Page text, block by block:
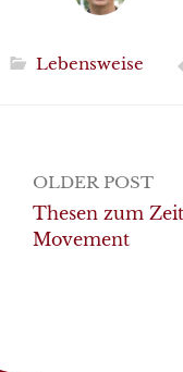
Lebensweise
Post
navigation
OLDER POST
Thesen zum
Movement